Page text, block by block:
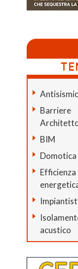
Barriere
BIM
Domotica
Efficienza
acustico